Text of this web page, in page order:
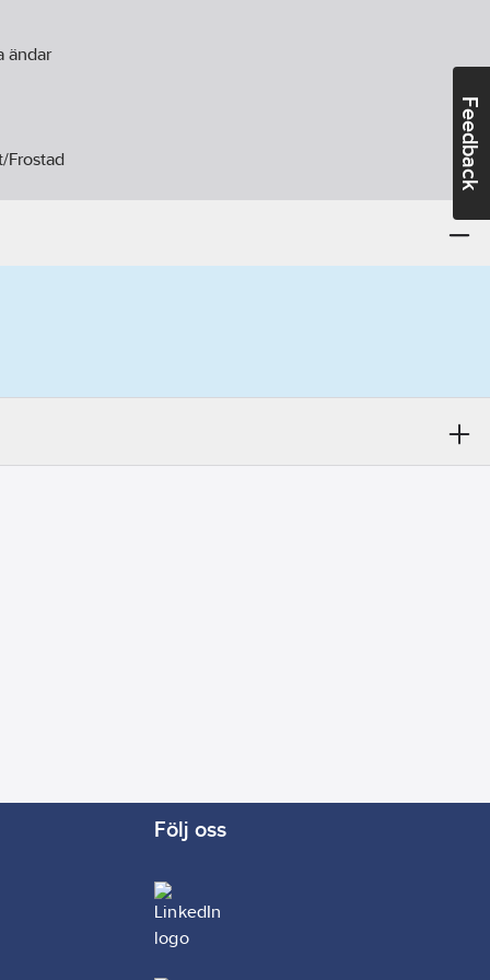
Feedback
ändar
Frostad
Följ oss